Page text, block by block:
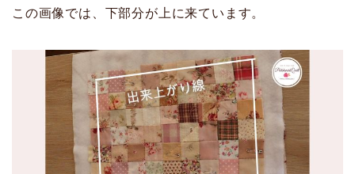
この画像では、下部分が上に来ています。